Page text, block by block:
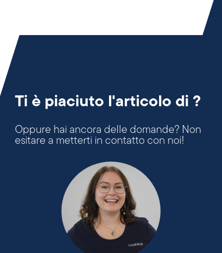
Ti è piaciuto l'articolo di ?
Oppure hai ancora delle domande? Non
esitare a metterti in contatto con noi!